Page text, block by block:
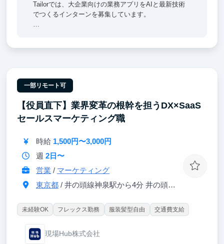
Tailorでは、大企業向けの業務アプリをAIと最新技術
でつくるインターンを募集しています。
【ポイント②｜AI活用者歓迎！メンターによる徹底サ
ポート】
メンターのサポートのもと、コードレビューや設計思
考をじっくり学ぶことで活躍できる環境が整っていま
す。
【ポイント③｜大手企業との案件多数！】
クライアントは日本を代表する大手企業ばかり！エン
ターンです。
一部リモート可
【役員直下】業界変革の根幹を担うDX×SaaS
セールスマーケティング職
時給 1,500円〜3,000円
週 2日〜
営業 / マーケティング
東京都/ 井の頭線神泉駅から4分 井の頭線渋谷駅から6分
未経験OK フレックス勤務 服装髪型自由 交通費支給
現場Hub株式会社